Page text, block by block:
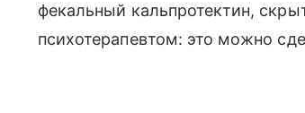
фекальный кальпротектин,
психотерапевтом: это можно